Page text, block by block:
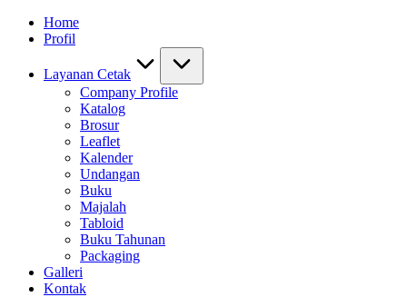
Home
Profil
Layanan Cetak
Company Profile
Katalog
Brosur
Leaflet
Kalender
Undangan
Buku
Majalah
Tabloid
Buku Tahunan
Packaging
Galleri
Kontak